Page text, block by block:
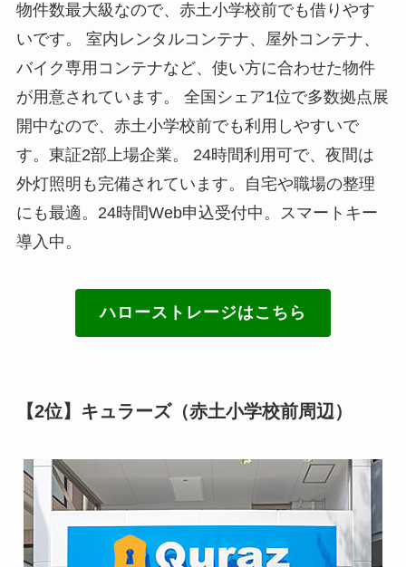
物件数最大級なので、赤土小学校前でも借りやす
いです。 室内レンタルコンテナ、屋外コンテナ、
バイク専用コンテナなど、使い方に合わせた物件
が用意されています。 全国シェア1位で多数拠点展
開中なので、赤土小学校前でも利用しやすいで
す。東証2部上場企業。 24時間利用可で、夜間は
外灯照明も完備されています。自宅や職場の整理
にも最適。24時間Web申込受付中。スマートキー
導入中。
ハローストレージはこちら
【2位】キュラーズ（赤土小学校前周辺）